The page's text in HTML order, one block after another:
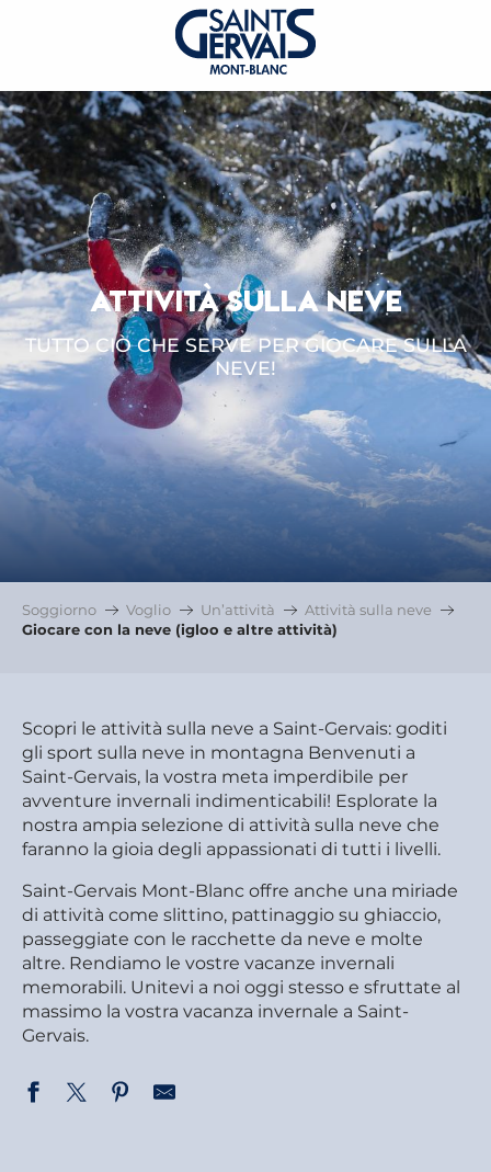
ATTIVITÀ SULLA NEVE
TUTTO CIÒ CHE SERVE PER GIOCARE SULLA
NEVE!
Soggiorno Voglio Un’attività
Attività sulla neve
Giocare con la neve (igloo e altre attività)
Scopri le attività sulla neve a Saint-Gervais: goditi
gli sport sulla neve in montagna Benvenuti a
Saint-Gervais, la vostra meta imperdibile per
avventure invernali indimenticabili! Esplorate la
nostra ampia selezione di attività sulla neve che
faranno la gioia degli appassionati di tutti i livelli.
Saint-Gervais Mont-Blanc offre anche una miriade
di attività come slittino, pattinaggio su ghiaccio,
passeggiate con le racchette da neve e molte
altre. Rendiamo le vostre vacanze invernali
memorabili. Unitevi a noi oggi stesso e sfruttate al
massimo la vostra vacanza invernale a Saint-
Gervais.